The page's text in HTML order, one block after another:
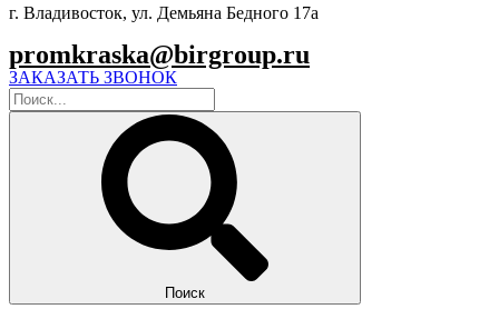
г. Владивосток, ул. Демьяна Бедного 17а
promkraska@birgroup.ru
ЗАКАЗАТЬ ЗВОНОК
Поиск